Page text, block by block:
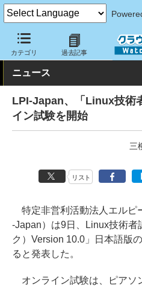
カテゴリ 過去記事
クラウド Watch サービス・ソフト
ニュース
LPI-Japan、「Linux技術
イン試験を開始
三
リスト
特定非営利活動法人エルピ
-Japan）は9日、Linux技術者
ク）Version 10.0」日本語版
ると発表した。
オンライン試験は、ピアソ